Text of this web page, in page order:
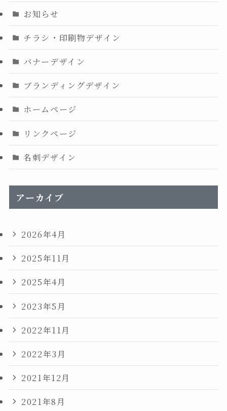
お知らせ
チラシ・印刷物デザイン
バナーデザイン
ブランディングデザイン
ホームページ
リンクページ
名刺デザイン
アーカイブ
2026年4月
2025年11月
2025年4月
2023年5月
2022年11月
2022年3月
2021年12月
2021年8月